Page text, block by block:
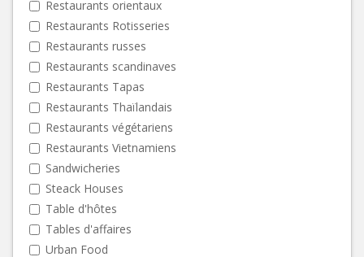
Restaurants orientaux
Restaurants Rotisseries
Restaurants russes
Restaurants scandinaves
Restaurants Tapas
Restaurants Thaïlandais
Restaurants végétariens
Restaurants Vietnamiens
Sandwicheries
Steack Houses
Table d'hôtes
Tables d'affaires
Urban Food